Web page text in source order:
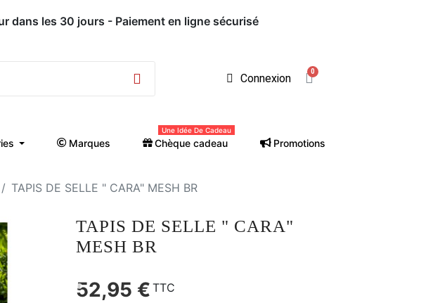
62 63
Connexion
Marques Chèque cadeau
Une Idée De Cadeau
Promotions
TAPIS DE SELLE " CARA" MESH BR
TAPIS DE SELLE " CARA"
MESH BR
52,95 € TTC